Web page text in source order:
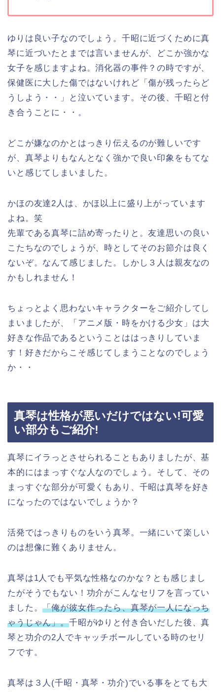
ゆりは良い子なのでしょう。千昭に近づくために真
琴に近づいたとまでは言いませんが、どこか強かな
女子を感じますよね。消化器の事件？の時ですが、
保健医に大した傷ではないけれど「傷が残ったらど
うしよう・・」と泣いています。その後、千昭と付
き合うことに・・。
どこが嫌なのかとはっきり伝えるのが難しいです
が、真琴よりもなんとなく強かで良い印象をもてな
いと感じてしまいました。
かほの友達2人は、かほ以上に盛り上がっています
よね。笑
先輩である真琴に詰め寄ったりと。友達思いの良い
こたちなのでしょうが、時としてそのお節介は良く
ないぞ。なんて感じました。しかし３人は親友なの
かもしれません！
ちょっとよく思わないキャラクターをご紹介してし
まいましたが、「アニメ版・時をかける少女」は大
好きな作品であるということははっきりしていま
す！好きだからこそ感じてしまうことなのでしょう
か・・
真琴は性格が悪いだけではない!可愛
い部分もご紹介!
真琴にイラっとさせられることもありましたが、基
本的にはまっすぐな人なのでしょう。そして、その
まっすぐな部分が可愛くもあり、千昭は真琴を好き
になったのではないでしょうか？
活発ではっきりものをいう真琴。一緒にいて楽しい
のは想像に難くありません。
真琴は1人でも平気な性格なのかな？とも感じまし
たがそうでもない！功介がこんなセリフを言ってい
ました。「俺が彼女作ったら、真琴が一人になっち
ゃうじゃん」。千昭がゆりと付き合いだした後、真
琴と功介の2人でキャッチボールしている時のセリ
フです。
真琴は３人(千昭・真琴・功介)でいる事をとても大